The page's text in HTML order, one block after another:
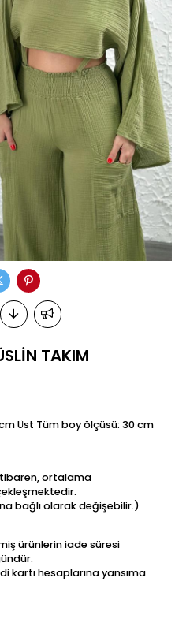
TAKIM
Üst Tüm boy ölçüsü: 30 cm
ortalama
bağlı olarak değişebilir.)
ürünlerin iade süresi
kartı hesaplarına yansıma